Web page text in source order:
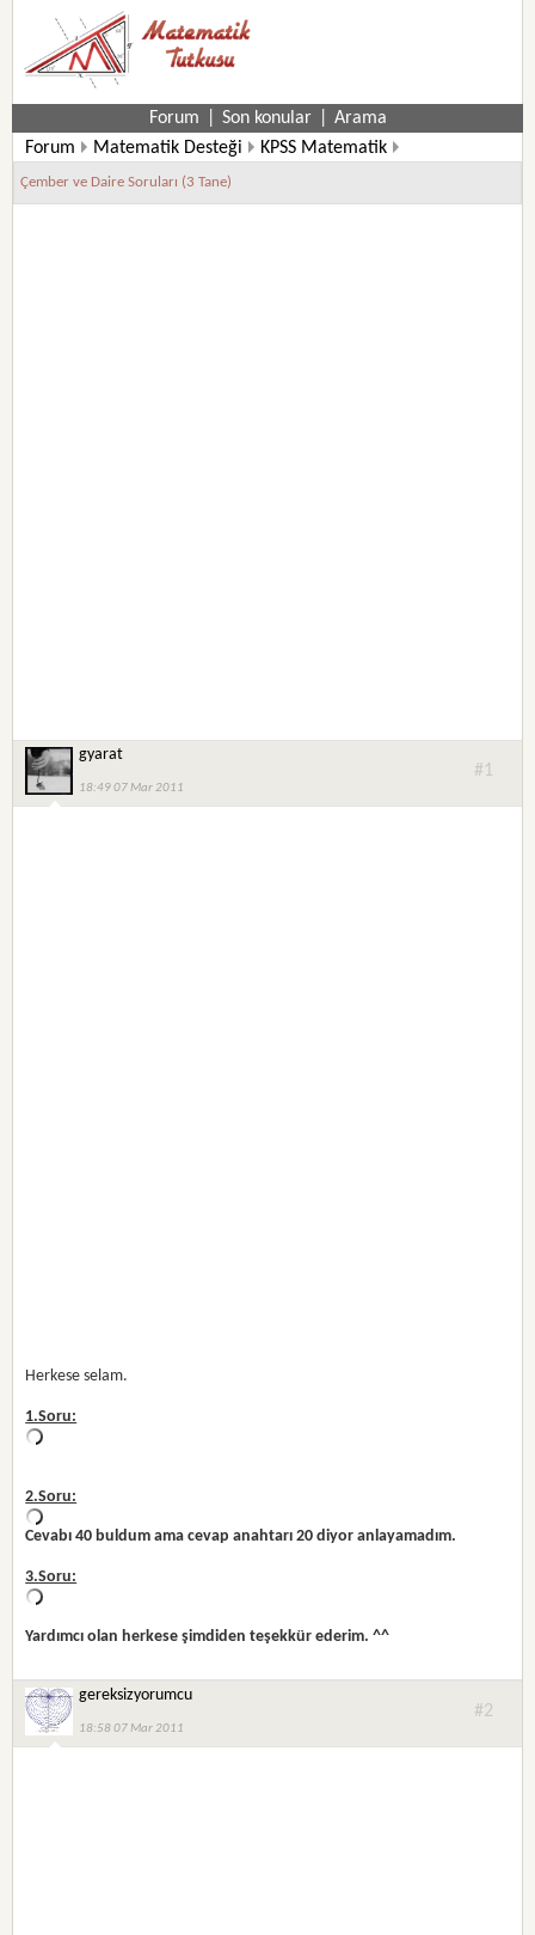
Forum Son konular
Arama
Forum
Matematik Desteği KPSS Matematik
Çember ve Daire Soruları (3 Tane)
gyarat
18:49 07 Mar 2011
#1
Herkese selam.
1.Soru:
2.Soru:
Cevabı 40 buldum ama cevap anahtarı 20 diyor anlayamadım.
3.Soru:
Yardımcı olan herkese şimdiden teşekkür ederim. ^^
gereksizyorumcu
18:58 07 Mar 2011
#2